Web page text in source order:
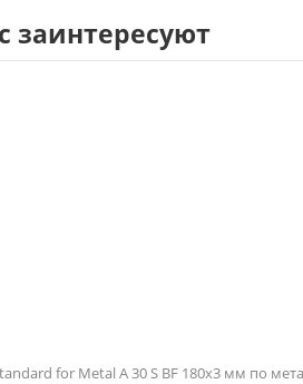
заинтересуют
for Metal A 30 S BF 180х3 мм по